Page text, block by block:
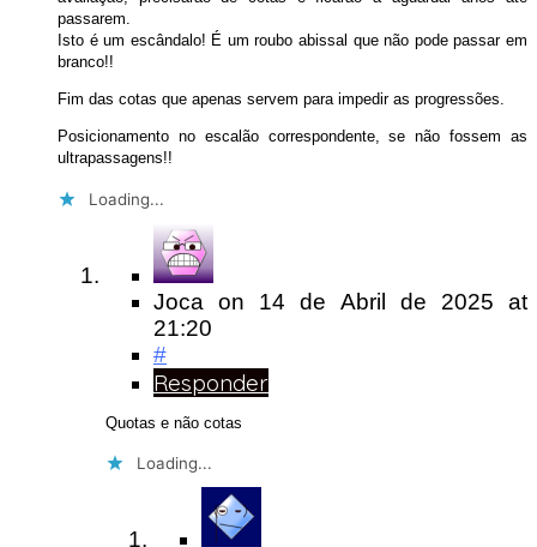
passarem.
Isto é um escândalo! É um roubo abissal que não pode passar em
branco!!
Fim das cotas que apenas servem para impedir as progressões.
Posicionamento no escalão correspondente, se não fossem as
ultrapassagens!!
Loading...
Joca on 14 de Abril de 2025at
21:20
#
Responder
Quotas e não cotas
Loading...